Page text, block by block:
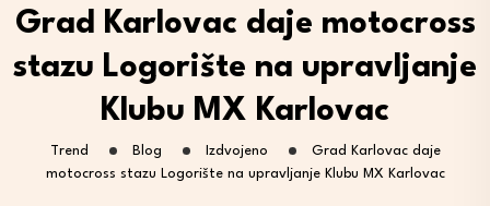
Grad Karlovac daje motocross
stazu Logorište na upravljanje
Klubu MX Karlovac
Trend Blog Izdvojeno
Grad Karlovac daje
motocross stazu Logorište na upravljanje Klubu MX Karlovac